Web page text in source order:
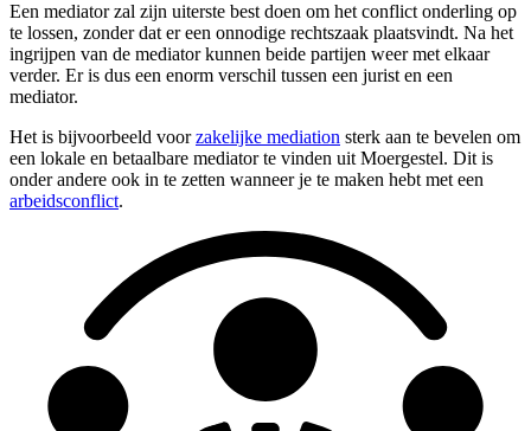
Een mediator zal zijn uiterste best doen om het conflict onderling op
te lossen, zonder dat er een onnodige rechtszaak plaatsvindt. Na het
ingrijpen van de mediator kunnen beide partijen weer met elkaar
verder. Er is dus een enorm verschil tussen een jurist en een
mediator.
Het is bijvoorbeeld voorzakelijke mediation sterk aan te bevelen om
een lokale en betaalbare mediator te vinden uit Moergestel. Dit is
onder andere ook in te zetten wanneer je te maken hebt met een
arbeidsconflict.